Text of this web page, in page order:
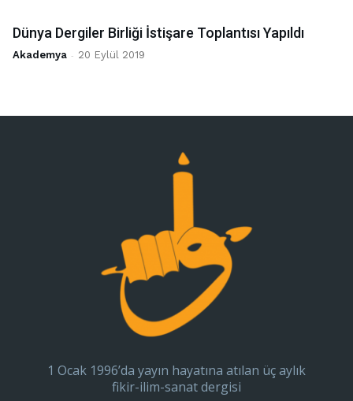
Dünya Dergiler Birliği İstişare Toplantısı Yapıldı
Akademya - 20 Eylül 2019
1 Ocak 1996’da yayın hayatına atılan üç aylık
fikir-ilim-sanat dergisi